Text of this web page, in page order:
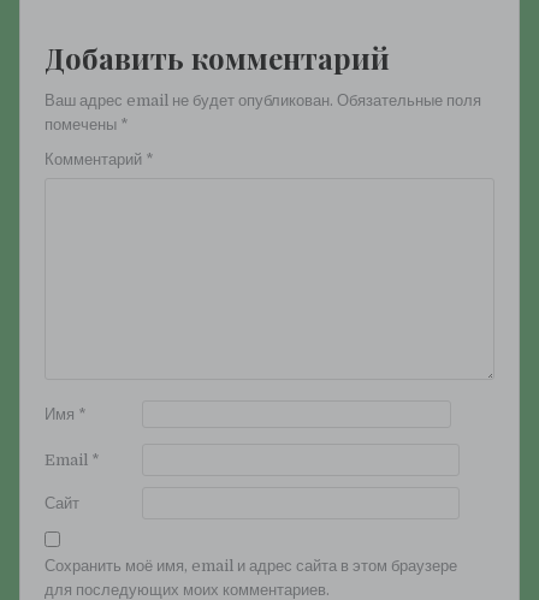
Добавить комментарий
Ваш адрес email не будет опубликован. Обязательные поля
помечены *
Комментарий *
Имя *
Email *
Сайт
Сохранить моё имя, email и адрес сайта в этом браузере
для последующих моих комментариев.